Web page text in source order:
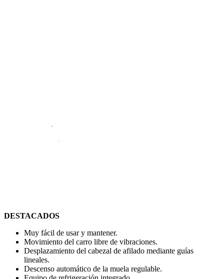
DESTACADOS
Muy fácil de usar y mantener.
Movimiento del carro libre de vibraciones.
Desplazamiento del cabezal de afilado mediante guías
lineales.
Descenso automático de la muela regulable.